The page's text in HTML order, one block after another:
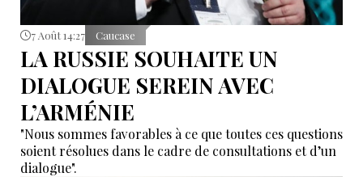
7 Août 14:27 Caucase
LA RUSSIE SOUHAITE UN
DIALOGUE SEREIN AVEC
L’ARMÉNIE
"Nous sommes favorables à ce que toutes ces questions
soient résolues dans le cadre de consultations et d’un
dialogue".